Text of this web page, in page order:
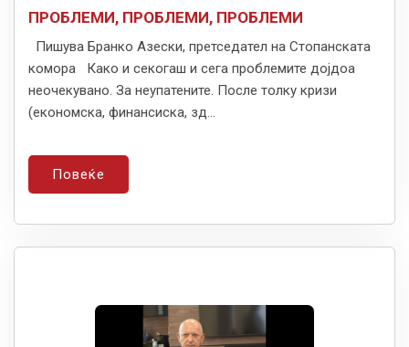
ПРОБЛЕМИ, ПРОБЛЕМИ, ПРОБЛЕМИ
Пишува Бранко Азески, претседател на Стопанската
комора Како и секогаш и сега проблемите дојдоа
неочекувано. За неупатените. После толку кризи
(економска, финансиска, зд...
Повеќе